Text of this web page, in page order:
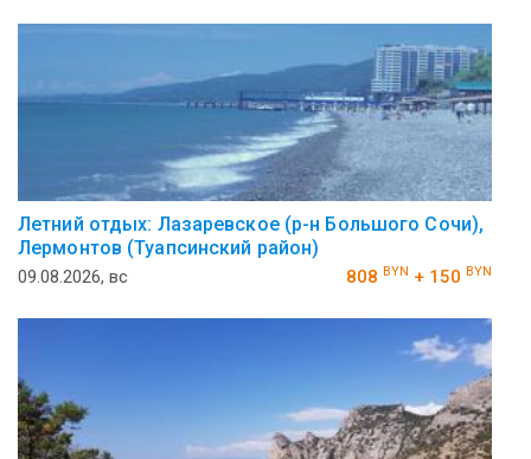
Летний отдых: Лазаревское (р-н Большого Сочи),
Лермонтов (Туапсинский район)
09.08.2026, вс 808 BYN + 150 BYN